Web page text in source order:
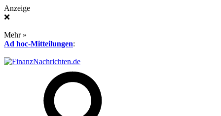
Anzeige
❌
Mehr »
Ad hoc-Mitteilungen: